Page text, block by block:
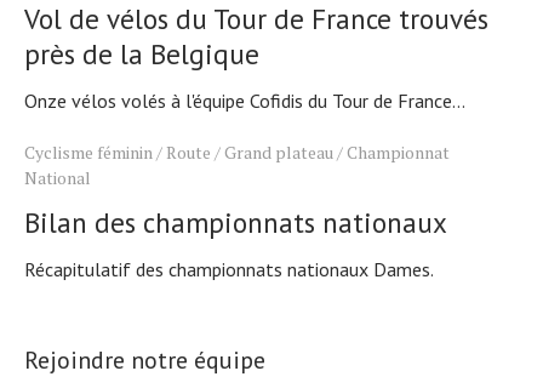
Vol de vélos du Tour de France trouvés
près de la Belgique
Onze vélos volés à l'équipe Cofidis du Tour de France...
Cyclisme féminin/ Route / Grand plateau/ Championnat
National
Bilan des championnats nationaux
Récapitulatif des championnats nationaux Dames.
Rejoindre notre équipe